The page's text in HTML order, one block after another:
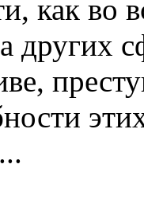
как во
других